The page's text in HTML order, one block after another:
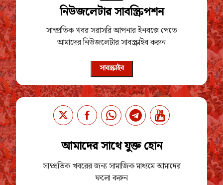
নিউজলেটার সাবস্ক্রিপশন
সাম্প্রতিক খবর সরাসরি আপনার ইনবক্সে পেতে
আমাদের নিউজলেটার সাবস্ক্রাইব করুন
সাবস্ক্রাইব
আমাদের সাথে যুক্ত হোন
সাম্প্রতিক খবরের জন্য সামাজিক মাধ্যমে আমাদের
ফলো করুন